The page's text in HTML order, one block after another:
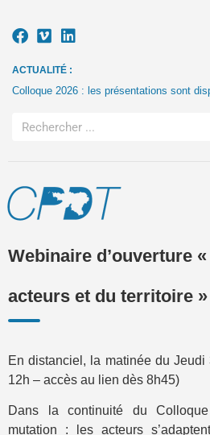
ACTUALITÉ :
Colloque 2026 : les présentations sont
Webinaire d’ouverture
acteurs et du territoire »
En distanciel, la matinée du
12h – accès au lien dès 8h45)
Dans la continuité du
mutation : les acteurs